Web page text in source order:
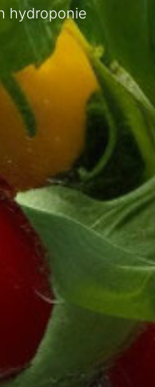
hydroponie